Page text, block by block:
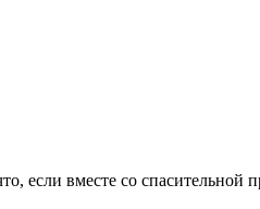
если вместе со спасительной